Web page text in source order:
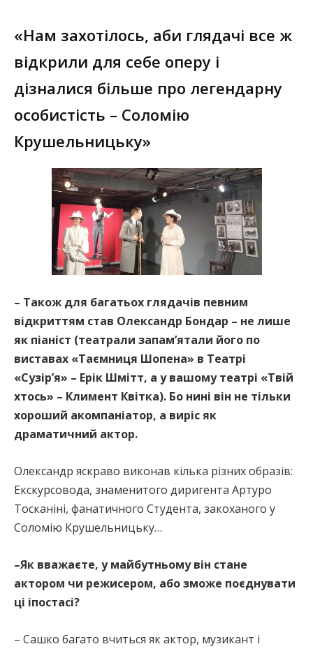
«Нам захотілось, аби глядачі все ж
відкрили для себе оперу і
дізналися більше про легендарну
особистість – Соломію
Крушельницьку»
– Також для багатьох глядачів певним
відкриттям став Олександр Бондар – не лише
як піаніст (театрали запам’ятали його по
виставах «Таємниця Шопена» в Театрі
«Сузір’я» – Ерік Шмітт, а у вашому театрі «Твій
хтось» – Климент Квітка). Бо нині він не тільки
хороший акомпаніатор, а виріс як
драматичний актор.
Олександр яскраво виконав кілька різних образів:
Екскурсовода, знаменитого диригента Артуро
Тосканіні, фанатичного Студента, закоханого у
Соломію Крушельницьку…
–Як вважаєте, у майбутньому він стане
актором чи режисером, або зможе поєднувати
ці іпостасі?
– Сашко багато вчиться як актор, музикант і